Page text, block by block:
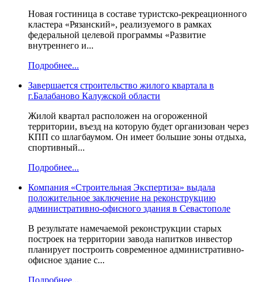
Новая гостиница в составе туристско-рекреационного
кластера «Рязанский», реализуемого в рамках
федеральной целевой программы «Развитие
внутреннего и...
Подробнее...
Завершается строительство жилого квартала в
г.Балабаново Калужской области
Жилой квартал расположен на огороженной
территории, въезд на которую будет организован через
КПП со шлагбаумом. Он имеет большие зоны отдыха,
спортивный...
Подробнее...
Компания «Строительная Экспертиза» выдала
положительное заключение на реконструкцию
административно-офисного здания в Севастополе
В результате намечаемой реконструкции старых
построек на территории завода напитков инвестор
планирует построить современное административно-
офисное здание с...